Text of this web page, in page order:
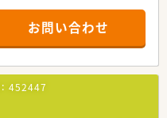
様が多いため店舗内にはプレイ
加できる自己参加型のセミナ
に活かせる内容で、先生より最
れば認定の単位として申請が
お問い合わせ
452447